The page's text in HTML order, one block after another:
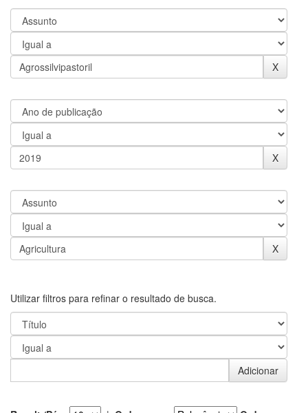
Utilizar filtros para refinar o resultado de busca.